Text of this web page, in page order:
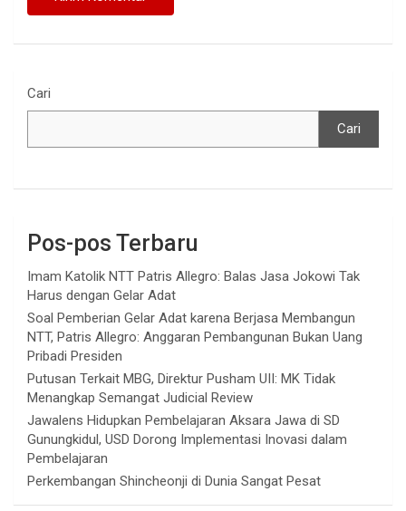
Cari
Cari
Pos-pos Terbaru
Imam Katolik NTT Patris Allegro: Balas Jasa Jokowi Tak
Harus dengan Gelar Adat
Soal Pemberian Gelar Adat karena Berjasa Membangun
NTT, Patris Allegro: Anggaran Pembangunan Bukan Uang
Pribadi Presiden
Putusan Terkait MBG, Direktur Pusham UII: MK Tidak
Menangkap Semangat Judicial Review
Jawalens Hidupkan Pembelajaran Aksara Jawa di SD
Gunungkidul, USD Dorong Implementasi Inovasi dalam
Pembelajaran
Perkembangan Shincheonji di Dunia Sangat Pesat